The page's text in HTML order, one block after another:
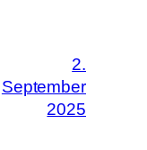
2.
September
2025